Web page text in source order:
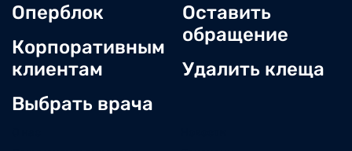
Оперблок
Корпоративным
клиентам
Выбрать врача
Оставить
обращение
Удалить клеща